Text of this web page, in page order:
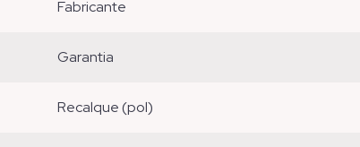
fabricante
garantia
recalque (pol)